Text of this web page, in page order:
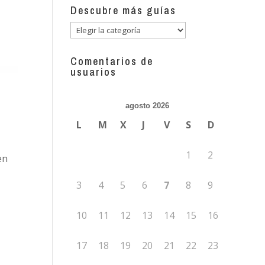
Descubre más guías
Descubre
guías
Comentarios de
usuarios
agosto 2026
L M X J V S D
1 2
3 4 5 6 7 8 9
10 11 12 13 14 15 16
17 18 19 20 21 22 23